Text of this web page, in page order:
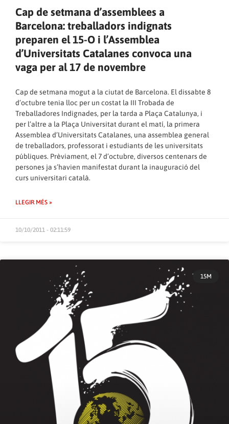
Cap de setmana d’assemblees a
Barcelona: treballadors indignats
preparen el 15-O i l’Assemblea
d’Universitats Catalanes convoca una
vaga per al 17 de novembre
Cap de setmana mogut a la ciutat de Barcelona. El dissabte 8
d’octubre tenia lloc per un costat la III Trobada de
Treballadores Indignades, per la tarda a Plaça Catalunya, i
per l’altre a la Plaça Universitat durant el matí, la primera
Assemblea d’Universitats Catalanes, una assemblea general
de treballadors, professorat i estudiants de les universitats
públiques. Prèviament, el 7 d’octubre, diversos centenars de
persones ja s’havien manifestat durant la inauguració del
curs universitari català.
LLEGIR MÉS »
10/10/2011 - 02:11:59
15M